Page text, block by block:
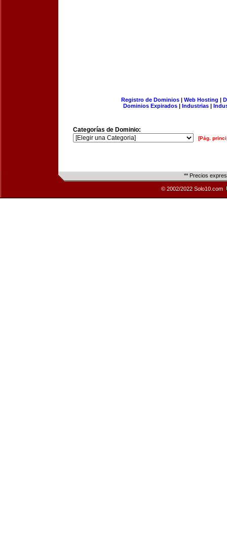
Registro de Dominios| Web Hosting |
Dominios Expirados | Industrias |
Categorías de Dominio:
[Pág.
** Precios
© 2002/2022 Solo10.com